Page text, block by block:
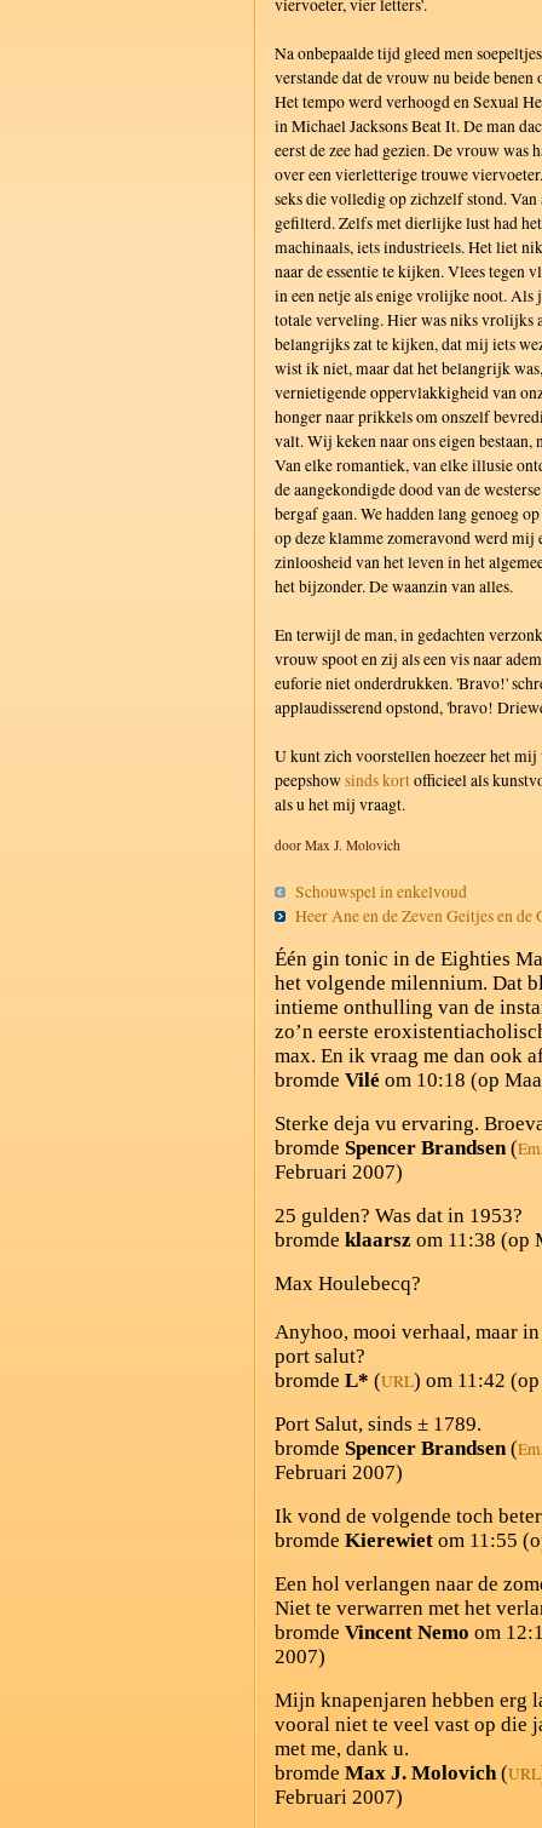
viervoeter, vier letters'.
Na onbepaalde tijd gleed men
verstande dat de vrouw nu beide benen
Het tempo werd verhoogd en Sexual
in Michael Jacksons Beat It. De man
eerst de zee had gezien. De vrouw was
over een vierletterige trouwe
seks die volledig op zichzelf stond.
gefilterd. Zelfs met dierlijke lust had
machinaals, iets industrieels. Het liet
naar de essentie te kijken. Vlees tegen
in een netje als enige vrolijke noot. Als
totale verveling. Hier was niks vrolijks
belangrijks zat te kijken, dat mij iets
wist ik niet, maar dat het belangrijk
vernietigende oppervlakkigheid van
honger naar prikkels om onszelf
valt. Wij keken naar ons eigen bestaan,
Van elke romantiek, van elke illusie
de aangekondigde dood van de
bergaf gaan. We hadden lang genoeg
op deze klamme zomeravond werd mij
zinloosheid van het leven in het
het bijzonder. De waanzin van alles.
En terwijl de man, in gedachten
vrouw spoot en zij als een vis naar
euforie niet onderdrukken. 'Bravo!'
applaudisserend opstond, 'bravo!
U kunt zich voorstellen hoezeer het mij
peepshowsinds kortofficieel als
als u het mij vraagt.
door Max J. Molovich
Schouwspel in enkelvoud
Heer Ane en de Zeven Geitjes en
Één gin tonic in de Eighties
het volgende milennium. Dat
intieme onthulling van de
zo’n eerste
max. En ik vraag me dan ook
bromde Vilé om 10:18 (op
Sterke deja vu ervaring.
bromde Spencer Brandsen(
Februari 2007)
25 gulden? Was dat in 1953?
bromde klaarsz om 11:38 (op
Max Houlebecq?
Anyhoo, mooi verhaal, maar
port salut?
bromde L* (URL) om 11:42
Port Salut, sinds ± 1789.
bromde Spencer Brandsen(
Februari 2007)
Ik vond de volgende toch
bromde Kierewiet om 11:55
Een hol verlangen naar de
Niet te verwarren met het
bromde Vincent Nemo om
2007)
Mijn knapenjaren hebben erg
vooral niet te veel vast op die
met me, dank u.
bromde Max J. Molovich(URL
Februari 2007)